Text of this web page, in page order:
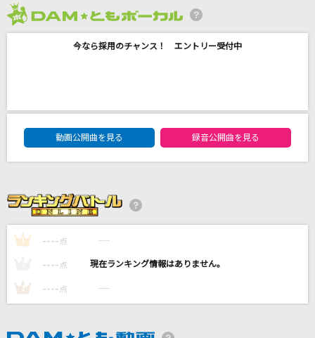
mao
First Love
ヴァンパイア
今なら採用のチャンス！ エントリー受付中
DAM★ともボーカルエントリーランキング
動画公開曲を見る
録音公開曲を見る
1 ---- 点 ----
---- 点 ----
3 ---- 点 ----